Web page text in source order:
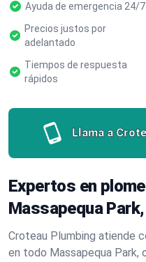
Ayuda de emergencia 24/7
Precios justos por
adelantado
Tiempos de respuesta
rápidos
Llama a
Expertos en
Massapequa
Croteau Plumbing atiende
en todo Massapequa Park,